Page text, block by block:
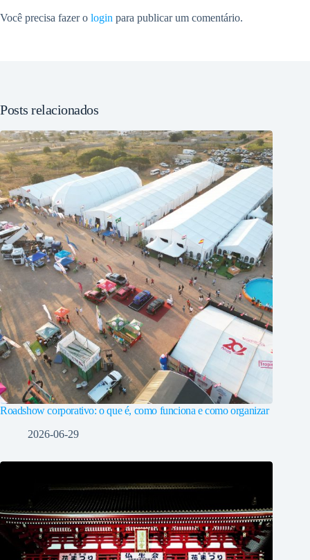
Você precisa fazer o login para publicar um comentário.
Posts relacionados
Roadshow corporativo: o que é, como funciona e como organizar
2026-06-29